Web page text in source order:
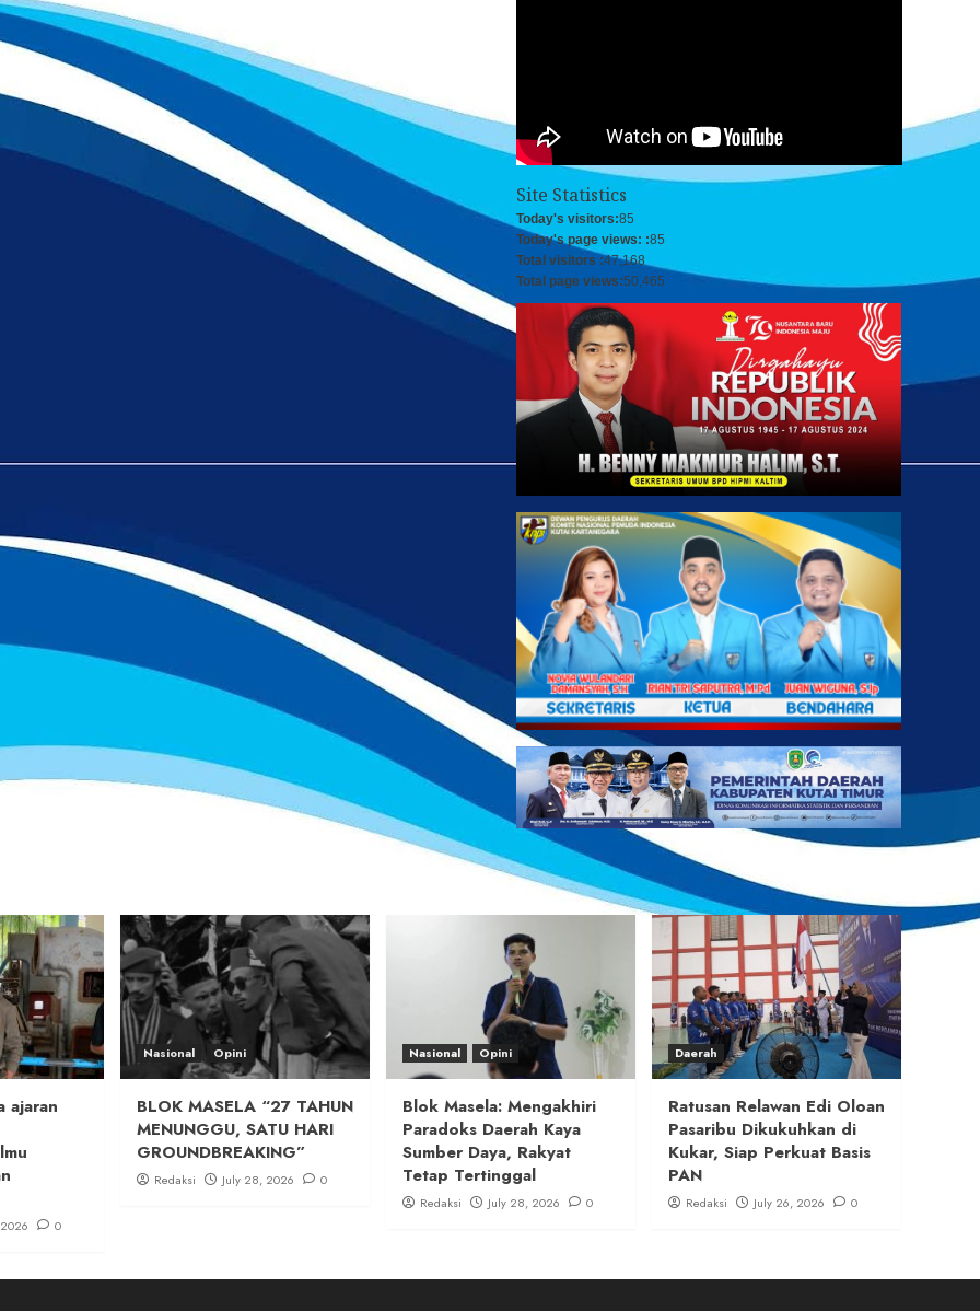
Site Statistics
Today's visitors:85
Today's page views: :85
Total visitors :47,168
Total page views:50,465
ajaran
0
Nasional Opini
BLOK MASELA “27 TAHUN
MENUNGGU, SATU HARI
GROUNDBREAKING”
Redaksi July 28, 2026 0
Nasional Opini
Blok Masela: Mengakhiri
Paradoks Daerah Kaya
Sumber Daya, Rakyat
Tetap Tertinggal
Redaksi July 28, 2026 0
Daerah
Ratusan Relawan Edi Oloan
Pasaribu Dikukuhkan di
Kukar, Siap Perkuat Basis
PAN
Redaksi July 26, 2026 0